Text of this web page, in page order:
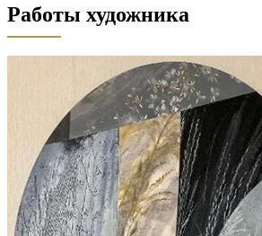
Работы художника